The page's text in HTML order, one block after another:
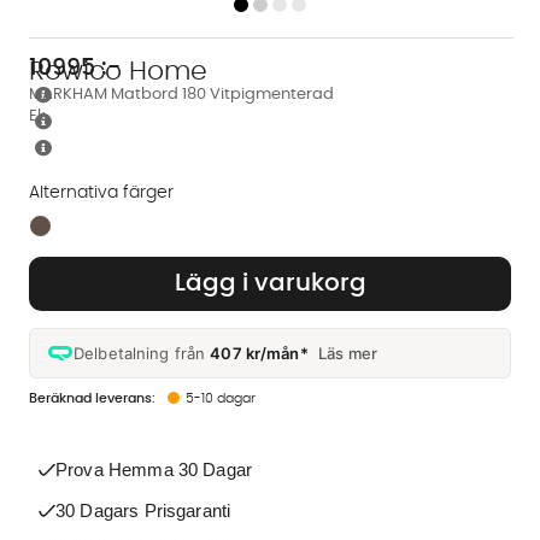
MARKHAM Matbord 180 Vitpigmenterad
Ek
Rowico Home
10995:-
Lägg i varukorg
Delbetalning från407 kr/mån* Läs mer
5-10 dagar
Alternativa färger
Finns även i dessa färger:
Prova Hemma 30 Dagar
30 Dagars Prisgaranti